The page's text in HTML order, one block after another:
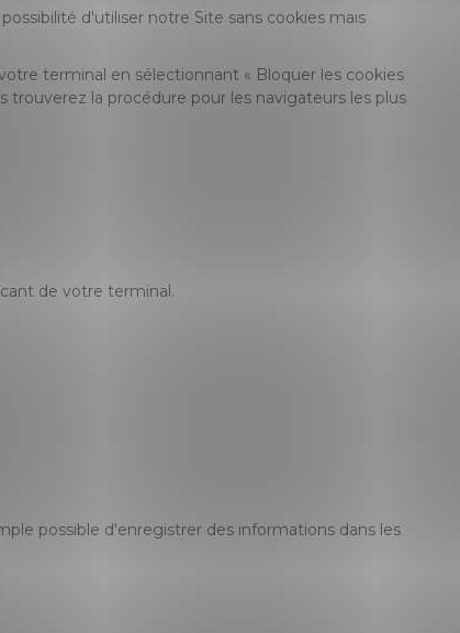
d'utiliser notre Site sans cookies mais
terminal en sélectionnant « Bloquer les cookies
la procédure pour les navigateurs les plus
de votre terminal.
possible d'enregistrer des informations dans les